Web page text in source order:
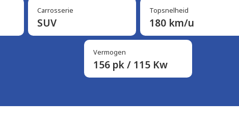
Carrosserie
SUV
Topsnelheid
180 km/u
Vermogen
156 pk / 115 Kw